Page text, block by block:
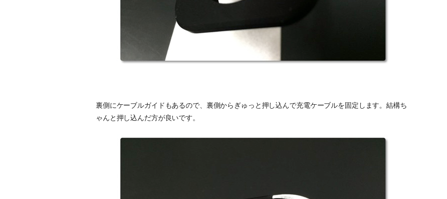
裏側にケーブルガイドもあるので、裏側からぎゅっと押し込んで充電ケーブルを固定します。結構ち
ゃんと押し込んだ方が良いです。